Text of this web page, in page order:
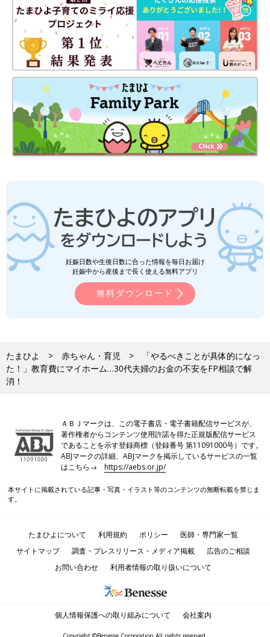
妊娠日数や生後日数に合った情報を毎日お届け
妊娠中から産後まで長く使える無料アプリ
無料ダウンロード
たまひよ 赤ちゃん・育児
「やるべきことが具体的になっ
た！」教育費にマイホーム…30代夫婦のお金の不安をFP相談で解
消！
ＡＢＪマークは、この電子書店・電子書籍配信サービスが、
著作権者からコンテンツ使用許諾を得た正規版配信サービス
であることを示す登録商標（登録番号 第11091000号）です。
ABJマークの詳細、ABJマークを掲示しているサービスの一覧
はこちら→https://aebs.or.jp/
本サイトに掲載されている記事・写真・イラスト等のコンテンツの無断転載を禁じま
す。
たまひよについて 利用規約 ポリシー
医師・専門家一覧
サイトマップ
調査・プレスリリース・メディア掲載
広告のご相談
お問い合わせ
利用者情報の取り扱いについて
個人情報保護への取り組みについて 会社案内